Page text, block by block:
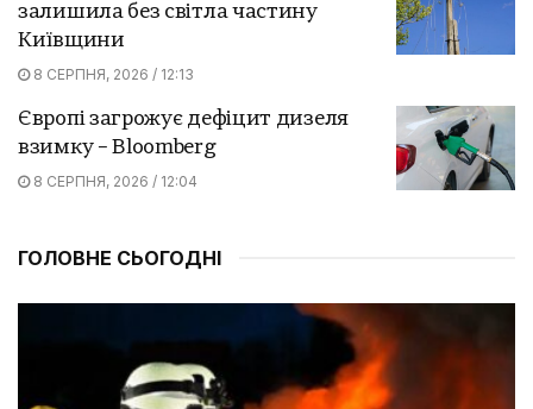
залишила без світла частину
Київщини
8 СЕРПНЯ, 2026 / 12:13
Європі загрожує дефіцит дизеля
взимку – Bloomberg
8 СЕРПНЯ, 2026 / 12:04
ГОЛОВНЕ СЬОГОДНІ